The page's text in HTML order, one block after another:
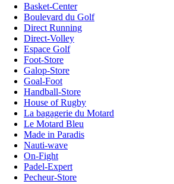
Basket-Center
Boulevard du Golf
Direct Running
Direct-Volley
Espace Golf
Foot-Store
Galop-Store
Goal-Foot
Handball-Store
House of Rugby
La bagagerie du Motard
Le Motard Bleu
Made in Paradis
Nauti-wave
On-Fight
Padel-Expert
Pecheur-Store